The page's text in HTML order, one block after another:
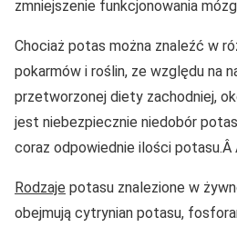
zmniejszenie funkcjonowania
Chociaż potas można znaleźć w
pokarmów i roślin, ze względu na
przetworzonej diety zachodniej,
jest niebezpiecznie niedobór
coraz odpowiednie ilości potasu.Â
Rodzaje potasu znalezione w
obejmują cytrynian potasu,